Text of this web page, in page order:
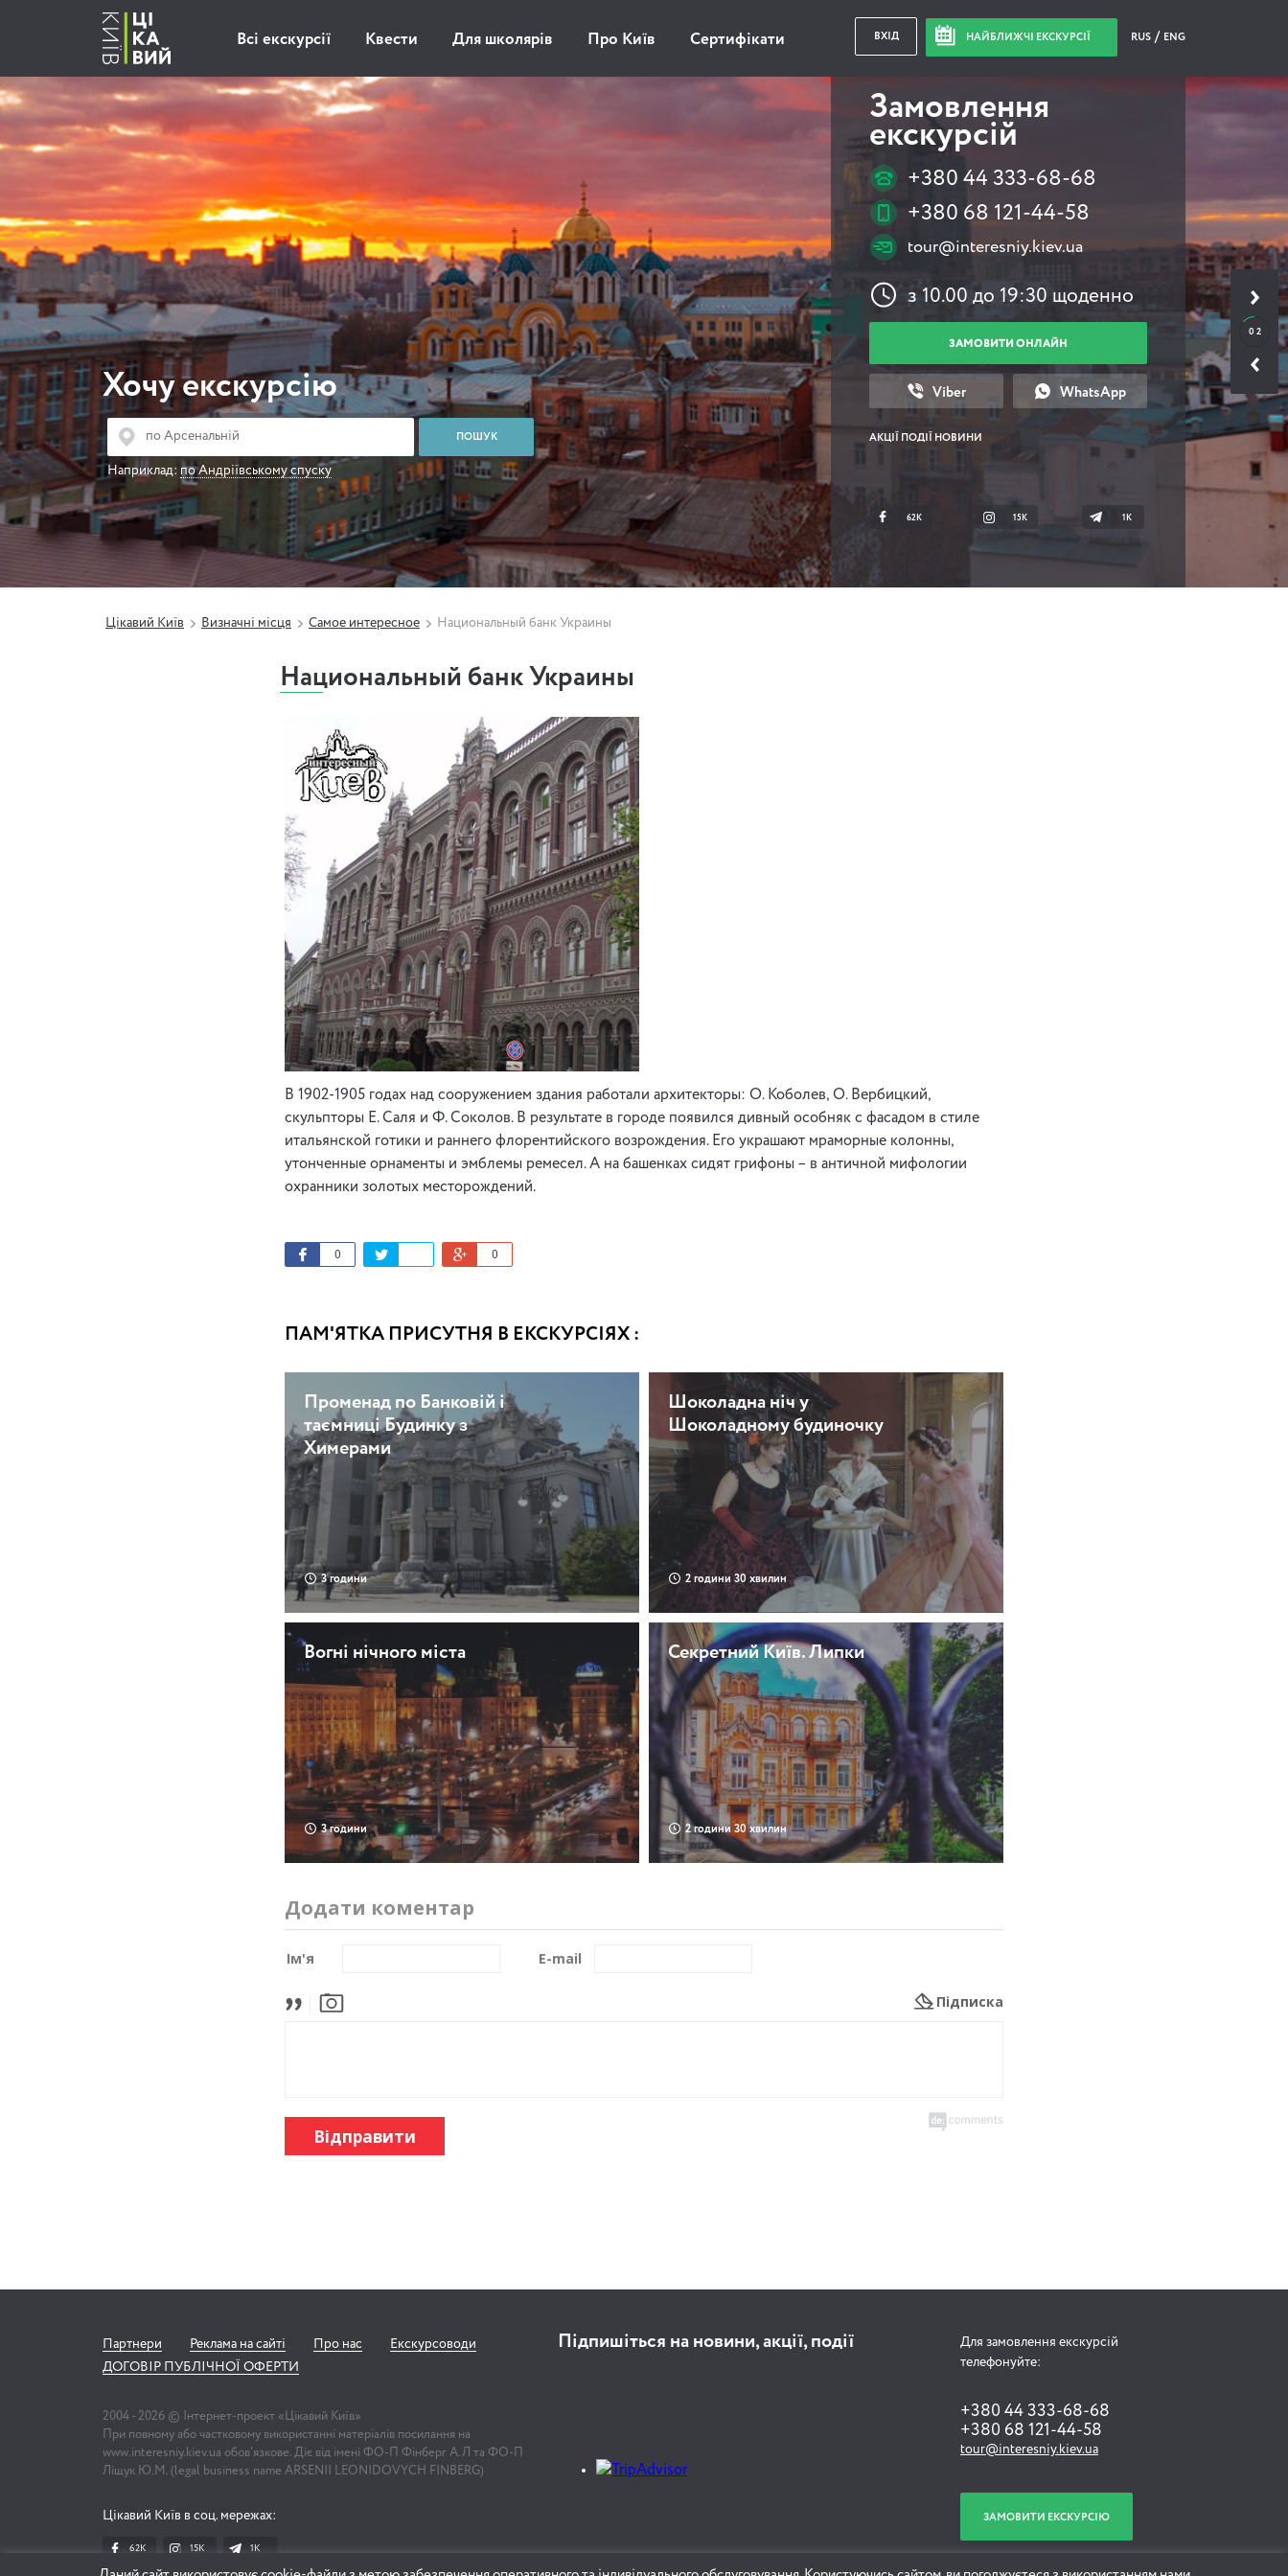
Всі екскурсії Квести Для школярів Про Київ Сертифікати ВХІД НАЙБЛИЖЧІ ЕКСКУРСІЇ RUS ENG
0 2
Хочу екскурсію
Наприклад: по Андріївському спуску
Замовлення
екскурсій
+380 44 333-68-68
+380 68 121-44-58
tour@interesniy.kiev.ua
з 10.00 до 19:30 щоденно
ЗАМОВИТИ ОНЛАЙН
Viber WhatsApp
АКЦІЇ ПОДІЇ НОВИНИ
62K 15K 1К
Цікавий Київ Визначні місця Самое интересное Национальный банк Украины
Национальный банк Украины
В 1902-1905 годах над сооружением здания работали архитекторы: О. Коболев, О. Вербицкий,
скульпторы Е. Саля и Ф. Соколов. В результате в городе появился дивный особняк с фасадом в стиле
итальянской готики и раннего флорентийского возрождения. Его украшают мраморные колонны,
утонченные орнаменты и эмблемы ремесел. А на башенках сидят грифоны – в античной мифологии
охранники золотых месторождений.
0 0
ПАМ'ЯТКА ПРИСУТНЯ В ЕКСКУРСІЯХ :
Променад по Банковій і
таємниці Будинку з
Химерами
3 години
Шоколадна ніч у
Шоколадному будиночку
2 години 30 хвилин
Вогні нічного міста
3 години
Секретний Київ. Липки
2 години 30 хвилин
Додати коментар
Ім'я E-mail
Підписка
Відправити
Партнери Реклама на сайті Про нас
Екскурсоводи
ДОГОВІР ПУБЛІЧНОЇ ОФЕРТИ
2004 - 2026 © Інтернет-проект «Цікавий Київ»
При повному або частковому використанні матеріалів посилання на
www.interesniy.kiev.ua обов'язкове. Діє від імені ФО-П Фінберг А.Л та ФО-П
Ліщук Ю.М. (legal business name ARSENII LEONIDOVYCH FINBERG)
Цікавий Київ в соц. мережах:
62K 15K 1К
Підпишіться на новини, акції, події
Для замовлення екскурсій
телефонуйте:
+380 44 333-68-68
+380 68 121-44-58
tour@interesniy.kiev.ua
ЗАМОВИТИ ЕКСКУРСІЮ